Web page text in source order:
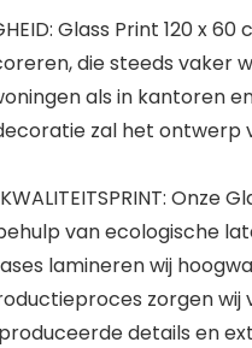
Glass Print 120 x
die steeds vaker
als in kantoren
zal het ontwerp
KWALITEITSPRINT:
van ecologische
lamineren wij
zorgen wij
details en